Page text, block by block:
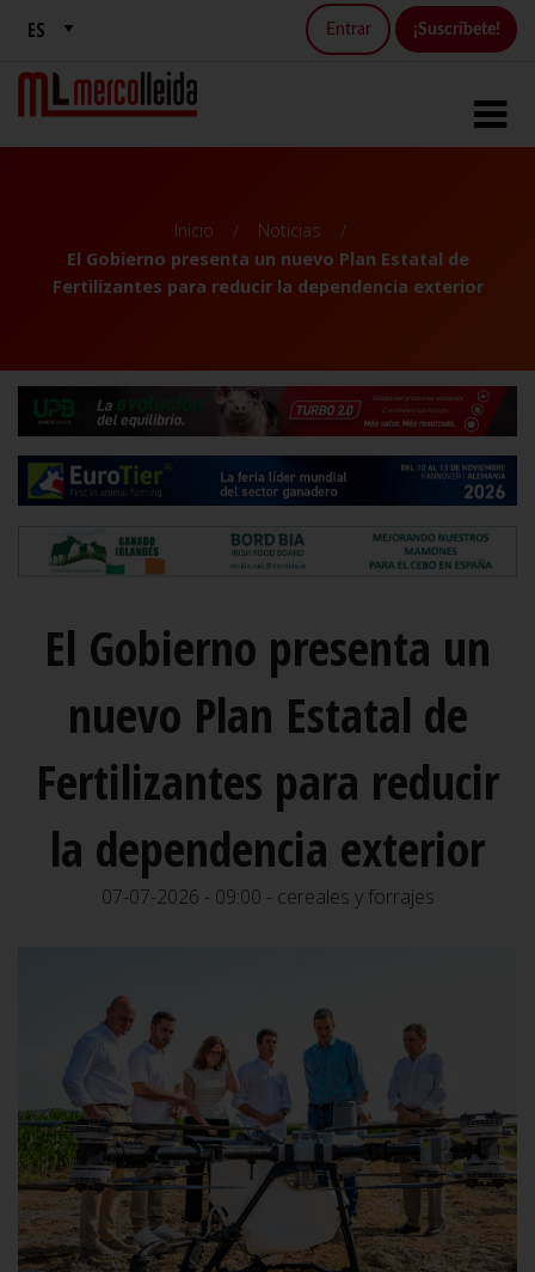
Entrar ¡Suscríbete!
Inicio
Noticias
El Gobierno presenta un nuevo Plan Estatal de
Fertilizantes para reducir la dependencia exterior
El Gobierno presenta un
nuevo Plan Estatal de
Fertilizantes para reducir
la dependencia exterior
07-07-2026 - 09:00 - cereales y forrajes